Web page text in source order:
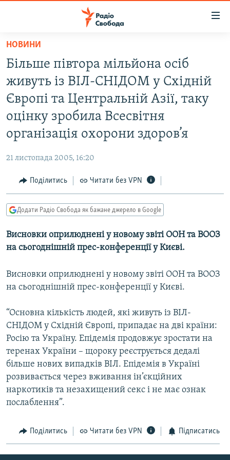
Перейти
основного
матеріалу
Перейти
до
основної
навігації
Перейти
до
СТАТТІ
ПОЛІТИКА
ЕКОНОМІКА
СПОРТ
УКРАЇНА
ВІЙНА
РОСІЙСЬКА «ФІЛЬТРАЦІЯ»
ТИ ЯК?
СХЕМИ
МУЛЬТИМЕДІА
СПЕЦПРОЄКТИ
КРИМ РЕАЛІЇ
РУС
УКР
КТАТ
ДОЛУЧАЙСЯ!
НОВИНИ
Більше півтора мільйона осіб
живуть із ВІЛ-СНІДОМ у Східній
Європі та Центральній Азії, таку
оцінку зробила Всесвітня
організація охорони здоров’я
21 листопада 2005, 16:20
Поділитись Читати без VPN
Додати Радіо Свобода як бажане джерело в Google
Висновки оприлюднені у новому звіті ООН та ВООЗ
на сьогоднішній прес-конференції у Києві.
Висновки оприлюднені у новому звіті ООН та ВООЗ
на сьогоднішній прес-конференції у Києві.
“Основна кількість людей, які живуть із ВІЛ-
СНІДОМ у Східній Європі, припадає на дві країни:
Росію та Україну. Епідемія продовжує зростати на
теренах України – щороку реєструється дедалі
більше нових випадків ВІЛ. Епідемія в Україні
розвивається через вживання ін’єкційних
наркотиків та незахищений секс і не має ознак
послаблення”.
Поділитись Читати без VPN Підписатись